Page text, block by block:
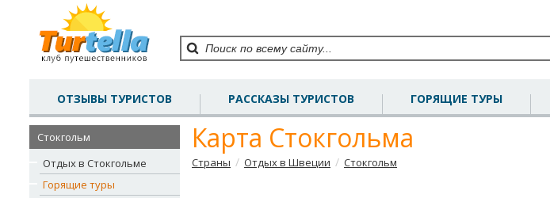
ОТЗЫВЫ ТУРИСТОВ РАССКАЗЫ ТУРИСТОВ ГОРЯЩИЕ ТУРЫ
Стокгольм
Отдых в Стокгольме
Горящие туры
Карта Стокгольма
Страны / Отдых в Швеции / Стокгольм